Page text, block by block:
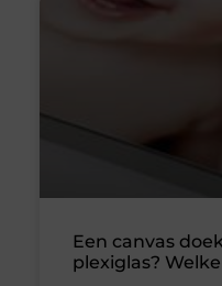
Een canvas
plexiglas?